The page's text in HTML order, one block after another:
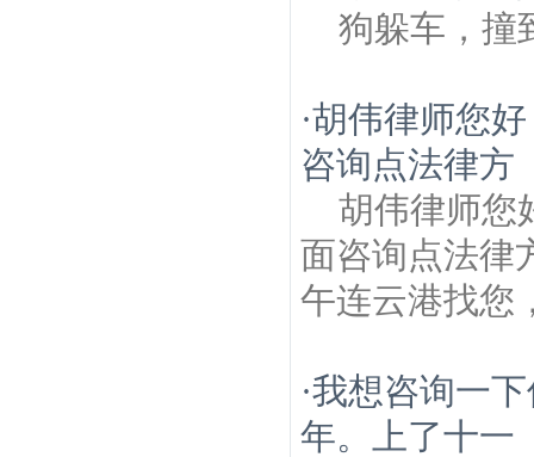
狗躲车，撞
·胡伟律师您
咨询点法律方
胡伟律师您
面咨询点法律
午连云港找您
·我想咨询一
年。上了十一